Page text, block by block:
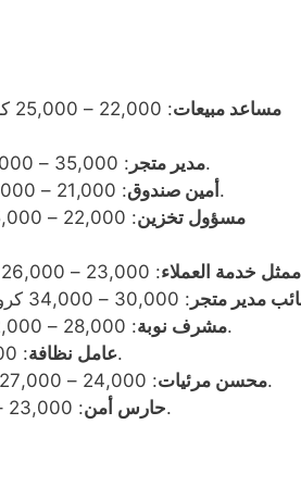
مساعد مبيعات
:
مدير متجر: 35,000 – 40,000 كرونة سويدية/شهر. خبرة في إدارة التجزئة ومهارات القيادة.
أمين صندوق : 21,000 – 24,000 كرونة سويدية/شهر. مهارات رياضية أساسية وانتباه للتفاصيل.
مسؤول تخزين
ممثل خدمة العملاء
مدير متجر
مشرف نوبة: 28,000 – 32,000 كرونة سويدية/شهر. مهارات القيادة والخبرة في جدولة العمل.
عامل نظافة: 20,000 – 22,000 كرونة سويدية/شهر. الانتباه للنظافة والموثوقية.
محسن مرئيات: 24,000 – 27,000 كرونة سويدية/شهر. خبرة في عرض البضائع في التجزئة والإبداع.
حارس أمن: 23,000 – 26,000 كرونة سويدية/شهر. التدريب الأمني الأساسي واليقظة.